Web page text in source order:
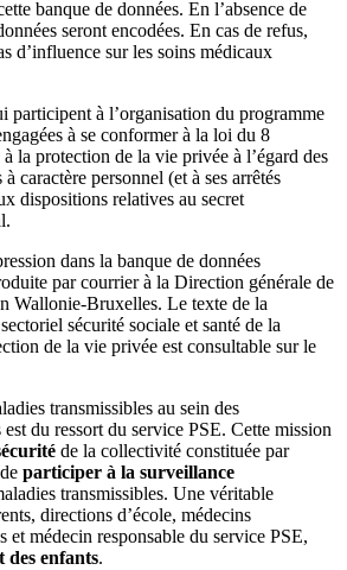
banque de données. En l’absence de
seront encodées. En cas de refus,
d’influence sur les soins médicaux
participent à l’organisation du programme
à se conformer à la loi du 8
la protection de la vie privée à l’égard des
caractère personnel (et à ses arrêtés
dispositions relatives au secret
dans la banque de données
par courrier à la Direction générale de
Wallonie-Bruxelles. Le texte de la
sécurité sociale et santé de la
de la vie privée est consultable sur le
transmissibles au sein des
est du ressort du service PSE. Cette mission
de la collectivité constituée par
participer à la surveillance
transmissibles. Une véritable
directions d’école, médecins
et médecin responsable du service PSE,
des enfants.